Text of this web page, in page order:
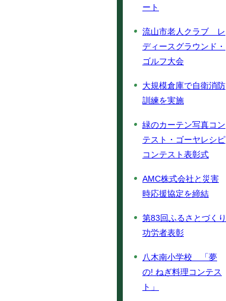
ート
流山市老人クラブ レ
ディースグラウンド・
ゴルフ大会
大規模倉庫で自衛消防
訓練を実施
緑のカーテン写真コン
テスト・ゴーヤレシピ
コンテスト表彰式
AMC株式会社と災害
時応援協定を締結
第83回ふるさとづくり
功労者表彰
八木南小学校 「夢
の! ねぎ料理コンテス
ト」